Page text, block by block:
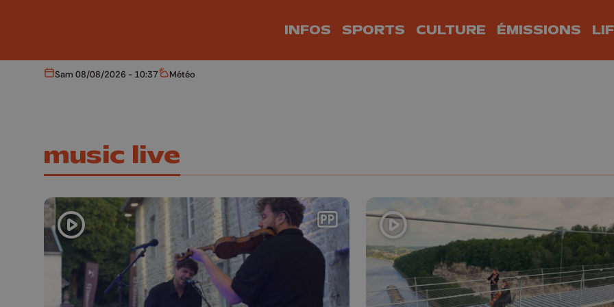
INFOS SPORTS CULTURE ÉMISSIONS
Aujourd'hui
Sam 08/08/2026 - 10:37 Météo
Météo
music live